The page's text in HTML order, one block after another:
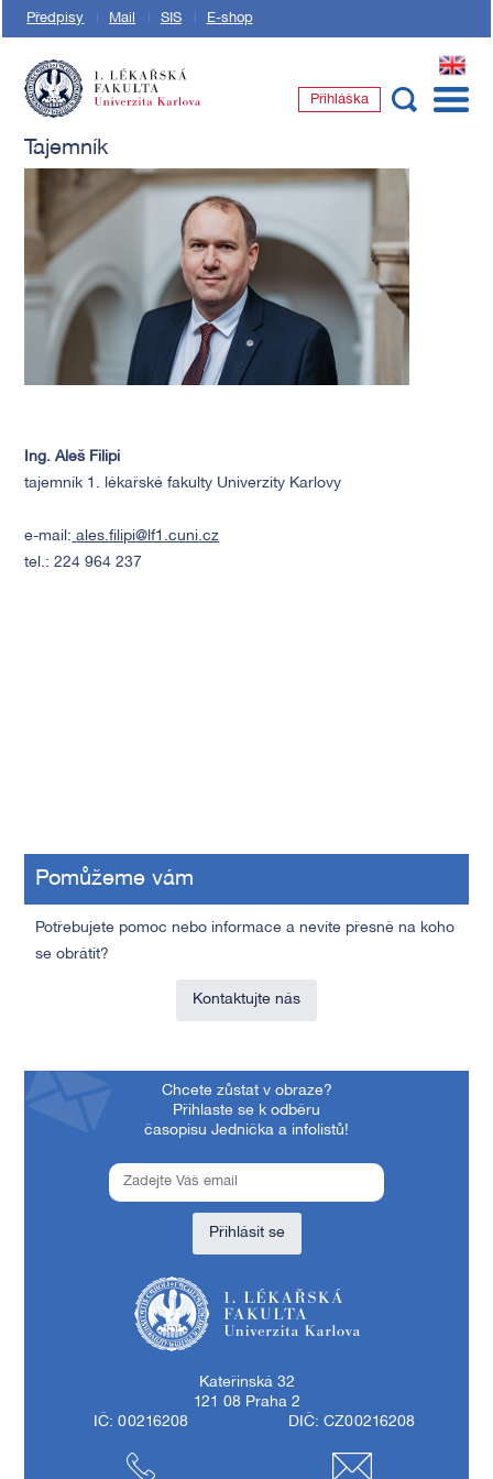
Předpisy Mail SIS E-shop
EN
Přihláška
Tajemník
Ing. Aleš Filipi
tajemník 1. lékařské fakulty Univerzity Karlovy
e-mail: ales.filipi@lf1.cuni.cz
tel.: 224 964 237
Pomůžeme vám
Potřebujete pomoc nebo informace a nevíte přesně na koho
se obrátit?
Kontaktujte nás
Chcete zůstat v obraze?
Přihlaste se k odběru
časopisu Jednička a infolistů!
Přihlásit se
Kateřinská 32
121 08 Praha 2
IČ: 00216208
DIČ: CZ00216208